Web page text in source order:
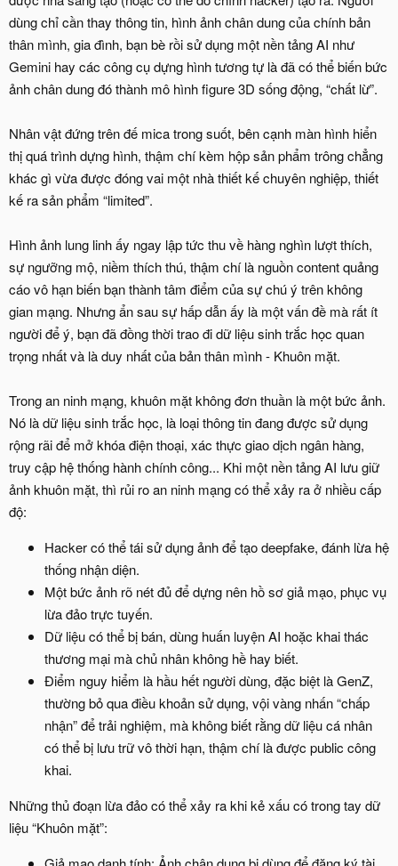
dùng chỉ cần thay thông tin, hình ảnh chân dung của chính bản
thân mình, gia đình, bạn bè rồi sử dụng một nền tảng AI như
Gemini hay các công cụ dựng hình tương tự là đã có thể biến bức
ảnh chân dung đó thành mô hình figure 3D sống động, “chất lừ”.
Nhân vật đứng trên đế mica trong suốt, bên cạnh màn hình hiển
thị quá trình dựng hình, thậm chí kèm hộp sản phẩm trông chẳng
khác gì vừa được đóng vai một nhà thiết kế chuyên nghiệp, thiết
kế ra sản phẩm “limited”.
Hình ảnh lung linh ấy ngay lập tức thu về hàng nghìn lượt thích,
sự ngưỡng mộ, niềm thích thú, thậm chí là nguồn content quảng
cáo vô hạn biến bạn thành tâm điểm của sự chú ý trên không
gian mạng. Nhưng ẩn sau sự hấp dẫn ấy là một vấn đề mà rất ít
người để ý, bạn đã đồng thời trao đi dữ liệu sinh trắc học quan
trọng nhất và là duy nhất của bản thân mình - Khuôn mặt.
Trong an ninh mạng, khuôn mặt không đơn thuần là một bức ảnh.
Nó là dữ liệu sinh trắc học, là loại thông tin đang được sử dụng
rộng rãi để mở khóa điện thoại, xác thực giao dịch ngân hàng,
truy cập hệ thống hành chính công... Khi một nền tảng AI lưu giữ
ảnh khuôn mặt, thì rủi ro an ninh mạng có thể xảy ra ở nhiều cấp
độ:
Hacker có thể tái sử dụng ảnh để tạo deepfake, đánh lừa hệ
thống nhận diện.
Một bức ảnh rõ nét đủ để dựng nên hồ sơ giả mạo, phục vụ
lừa đảo trực tuyến.
Dữ liệu có thể bị bán, dùng huấn luyện AI hoặc khai thác
thương mại mà chủ nhân không hề hay biết.
Điểm nguy hiểm là hầu hết người dùng, đặc biệt là GenZ,
thường bỏ qua điều khoản sử dụng, vội vàng nhấn “chấp
nhận” để trải nghiệm, mà không biết rằng dữ liệu cá nhân
có thể bị lưu trữ vô thời hạn, thậm chí là được public công
khai.
Những thủ đoạn lừa đảo có thể xảy ra khi kẻ xấu có trong tay dữ
liệu “Khuôn mặt”: